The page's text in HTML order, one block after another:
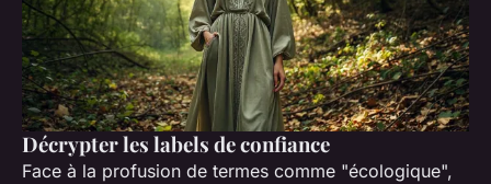
Décrypter les labels de confiance
Face à la profusion de termes comme "écologique",